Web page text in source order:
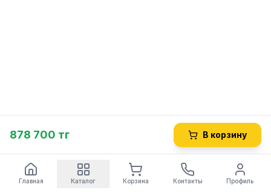
878 700 тг В корзину
Главная Каталог Корзина Контакты Профиль